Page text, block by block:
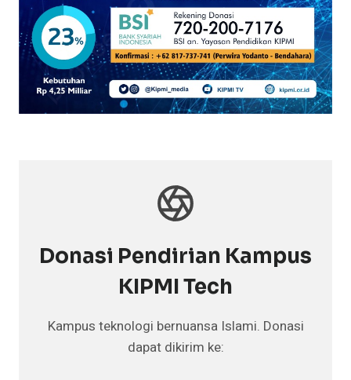
Donasi Pendirian Kampus
KIPMI Tech
Kampus teknologi bernuansa Islami. Donasi
dapat dikirim ke: